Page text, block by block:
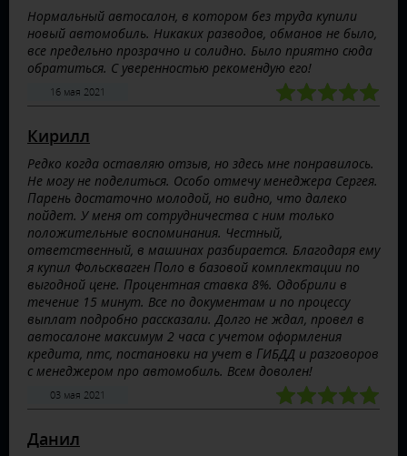
Нормальный автосалон, в котором без труда купили
новый автомобиль. Никаких разводов, обманов не было,
все предельно прозрачно и солидно. Было приятно сюда
обратиться. С уверенностью рекомендую его!
16 мая 2021
Кирилл
Редко когда оставляю отзыв, но здесь мне понравилось.
Не могу не поделиться. Особо отмечу менеджера Сергея.
Парень достаточно молодой, но видно, что далеко
пойдет. У меня от сотрудничества с ним только
положительные воспоминания. Честный,
ответственный, в машинах разбирается. Благодаря ему
я купил Фольскваген Поло в базовой комплектации по
выгодной цене. Процентная ставка 8%. Одобрили в
течение 15 минут. Все по документам и по процессу
выплат подробно рассказали. Долго не ждал, провел в
автосалоне максимум 2 часа с учетом оформления
кредита, птс, постановки на учет в ГИБДД и разговоров
с менеджером про автомобиль. Всем доволен!
03 мая 2021
Данил